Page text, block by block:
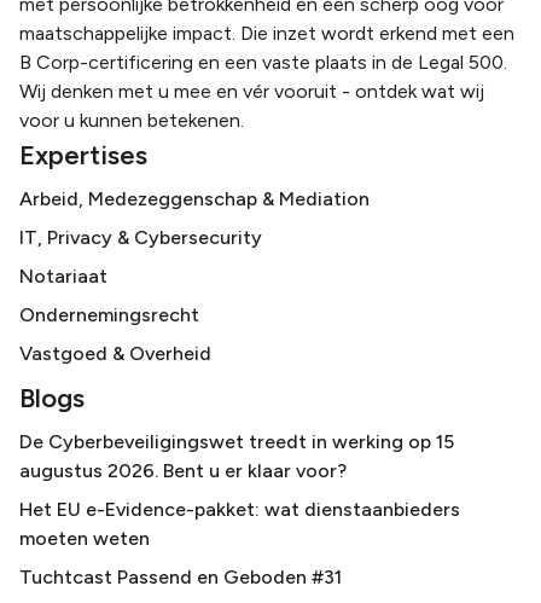
maatschappelijke impact. Die inzet wordt erkend met een
B Corp-certificering en een vaste plaats in de Legal 500.
Wij denken met u mee en vér vooruit - ontdek wat wij
voor u kunnen betekenen.
Expertises
Arbeid, Medezeggenschap & Mediation
IT, Privacy & Cybersecurity
Notariaat
Ondernemingsrecht
Vastgoed & Overheid
Blogs
De Cyberbeveiligingswet treedt in werking op 15
augustus 2026. Bent u er klaar voor?
Het EU e-Evidence-pakket: wat dienstaanbieders
moeten weten
Tuchtcast Passend en Geboden #31